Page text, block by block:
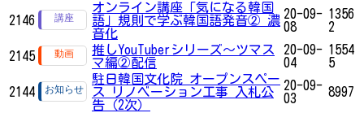
2146
オンライン講座「気になる韓国
語」規則で学ぶ韓国語発音② 濃
音化
20-09-
08
1356
2
2145
推しYouTuberシリーズ〜ツマス
マ編②配信
20-09-
04
1554
5
2144
駐日韓国文化院 オープンスペー
ス リノベーション工事 入札公
告（2次）
20-09-
03
8997